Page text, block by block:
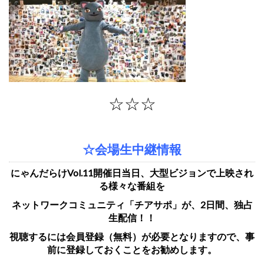
☆☆☆
☆会場生中継情報
にゃんだらけVol.11開催日当日、大型ビジョンで上映され
る様々な番組を
ネットワークコミュニティ「チアサポ」が、2日間、独占
生配信！！
視聴するには会員登録（無料）が必要となりますので、事
前に登録しておくことをお勧めします。